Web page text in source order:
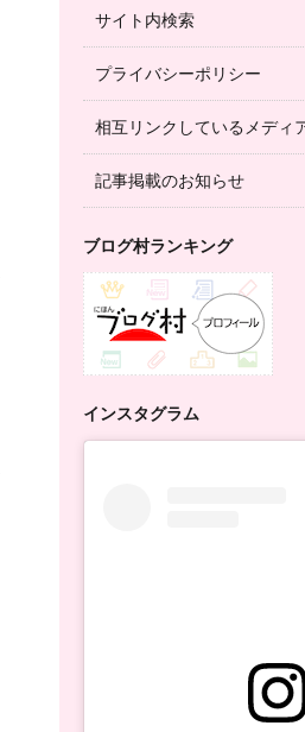
サイト内検索
プライバシーポリシー
相互リンクしているメディ
記事掲載のお知らせ
ブログ村ランキング
インスタグラム